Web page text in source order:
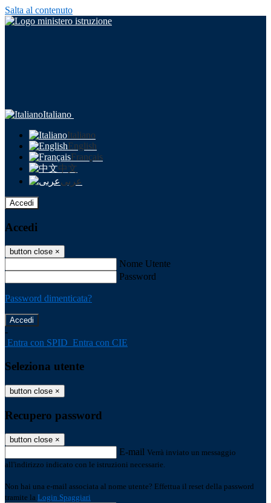
Salta al contenuto
Italiano
Italiano
English
Français
中文
عربى
Accedi
Accedi
button close ×
Nome Utente
Password
Password dimenticata?
-
Entra con SPID Entra con CIE
Seleziona utente
button close ×
Recupero password
button close ×
E-mail Verrà inviato un messaggio
all'indirizzo indicato con le istruzioni necessarie.
Non hai una e-mail associata al nome utente? Effettua il reset della password
tramite la Login Spaggiari